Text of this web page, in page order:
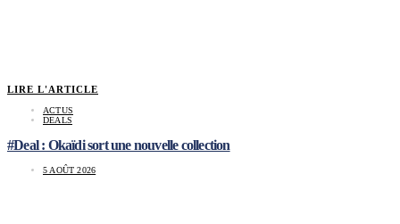
LIRE L'ARTICLE
ACTUS
DEALS
#Deal : Okaïdi sort une nouvelle collection
5 AOÛT 2026